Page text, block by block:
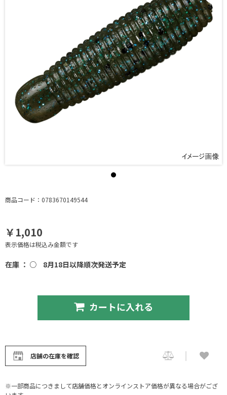
商品コード：0783670149544
￥1,010
表示価格は税込み金額です
在庫 ： ○ 8月18日以降順次発送予定
カートに入れる
店舗の在庫を確認
※一部商品につきまして店舗価格とオンラインストア価格が異なる場合がござ